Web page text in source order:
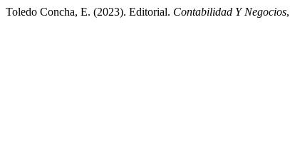
Toledo Concha, E. (2023). Editorial. Contabilidad Y Negocios,